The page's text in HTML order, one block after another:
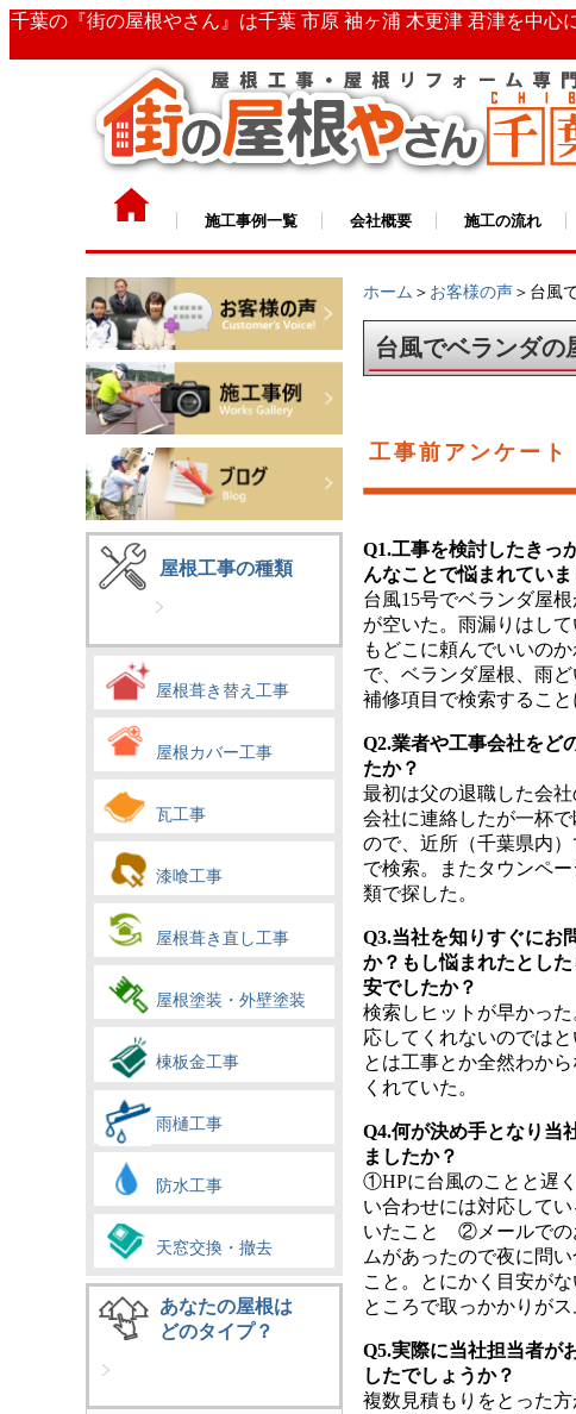
千葉の『街の屋根やさん』は千葉 市原 袖ヶ浦 木更津 君津を中
施工事例一覧 会社概要 施工の流れ
屋根工事の種類
屋根葺き替え工事
屋根カバー工事
瓦工事
漆喰工事
屋根葺き直し工事
屋根塗装・外壁塗装
棟板金工事
雨樋工事
防水工事
天窓交換・撤去
あなたの屋根は
どのタイプ？
ホーム ＞ お客様の声 ＞台風
台風でベランダの
工事前アンケート
Q1.工事を検討したきっ
んなことで悩まれていま
台風15号でベランダ屋
が空いた。雨漏りはし
もどこに頼んでいいの
で、ベランダ屋根、雨
補修項目で検索すること
Q2.業者や工事会社をど
たか？
最初は父の退職した会
会社に連絡したが一杯
ので、近所（千葉県内
で検索。またタウンペ
類で探した。
Q3.当社を知りすぐにお
か？もし悩まれたとし
安でしたか？
検索しヒットが早かっ
応してくれないのでは
とは工事とか全然わか
くれていた。
Q4.何が決め手となり当
ましたか？
①HPに台風のことと遅
い合わせには対応して
いたこと ②メールでの
ムがあったので夜に問
こと。とにかく目安が
ところで取っかかりが
Q5.実際に当社担当者が
したでしょうか？
複数見積もりをとった